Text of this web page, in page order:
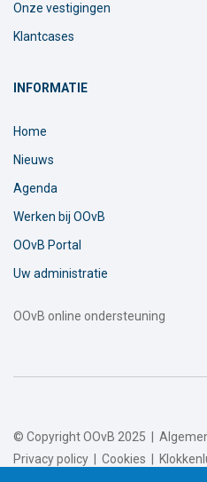
Onze vestigingen
Klantcases
INFORMATIE
Home
Nieuws
Agenda
Werken bij OOvB
OOvB Portal
Uw administratie
OOvB online ondersteuning
© Copyright OOvB 2025 |
Privacy policy
Cookies